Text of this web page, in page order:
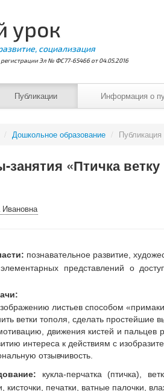
урок
социализация
регистрации Эл № ФС77-65466 от 04.05.2016
Публикации Информация о
/ Дошкольное образование /
занятия «Птичка
познавательное развитие,
представлений о
листьев способом
ветки тополя, сделать простейшие
движения кистей и пальцев
интереса к действиям с
отзывчивость.
кукла-перчатка (птичка),
кисточки, печатки, ватные палочки,